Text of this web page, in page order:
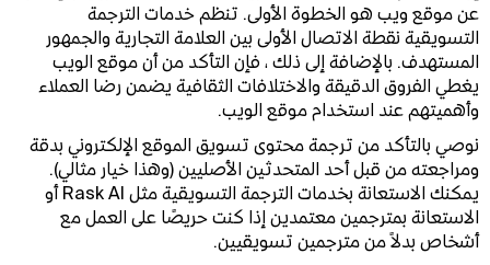
عن موقع ويب هو الخطوة الأولى. تنظم خدمات الترجمة
التسويقية نقطة الاتصال الأولى بين العلامة التجارية والجمهور
المستهدف. بالإضافة إلى ذلك ، فإن التأكد من أن موقع الويب
يغطي الفروق الدقيقة والاختلافات الثقافية يضمن رضا العملاء
وأهميتهم عند استخدام موقع الويب.
نوصي بالتأكد من ترجمة محتوى تسويق الموقع الإلكتروني بدقة
ومراجعته من قبل أحد المتحدثين الأصليين (وهذا خيار مثالي).
يمكنك الاستعانة بخدمات الترجمة التسويقية مثل Rask AI أو
الاستعانة بمترجمين معتمدين إذا كنت حريصًا على العمل مع
أشخاص بدلاً من مترجمين تسويقيين.